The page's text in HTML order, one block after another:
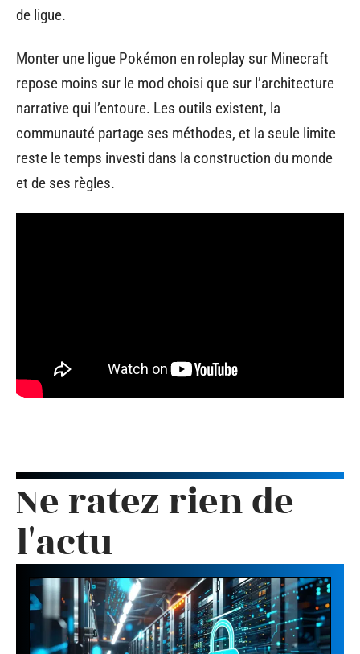
de ligue.
Monter une ligue Pokémon en roleplay sur Minecraft
repose moins sur le mod choisi que sur l’architecture
narrative qui l’entoure. Les outils existent, la
communauté partage ses méthodes, et la seule limite
reste le temps investi dans la construction du monde
et de ses règles.
Ne ratez rien de
l'actu